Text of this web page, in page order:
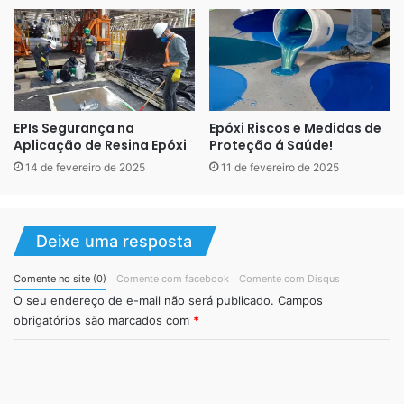
Piso vinílico propriedades
térmicas e acústicas
No Brasil os prédios não são devidamente construídos
com projetos acústicos para evitar ruídos e barulhos
Opiso vinílico diminui os ruídos, quando pisamos com
sapato de salto ou quando cai algum objeto no chão.
EPIs Segurança na
Aplicação de Resina Epóxi
14 de fevereiro de 2025
Epóxi Riscos e Medidas de
Proteção á Saúde!
11 de fevereiro de 2025
Deixe uma resposta
Comente no site (0) Comente com facebook Comente com Disqus
O seu endereço de e-mail não será publicado. Campos
obrigatórios são marcados com *